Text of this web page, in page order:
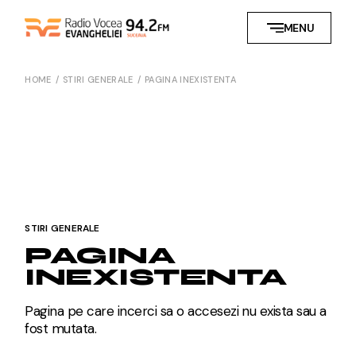
MENU
HOME STIRI GENERALE PAGINA INEXISTENTA
STIRI GENERALE
PAGINA
INEXISTENTA
Pagina pe care incerci sa o accesezi nu exista sau a
fost mutata.